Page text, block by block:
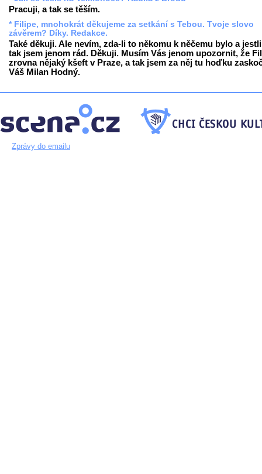
Pracuji, a tak se těším.
* Filipe, mnohokrát děkujeme za setkání s Tebou. Tvoje slovo
závěrem? Díky. Redakce.
Také děkuji. Ale nevím, zda-li to někomu k něčemu bylo a
tak jsem jenom rád. Děkuji. Musím Vás jenom upozornit, že
zrovna nějaký kšeft v Praze, a tak jsem za něj tu hoďku
Váš Milan Hodný.
Zprávy do emailu